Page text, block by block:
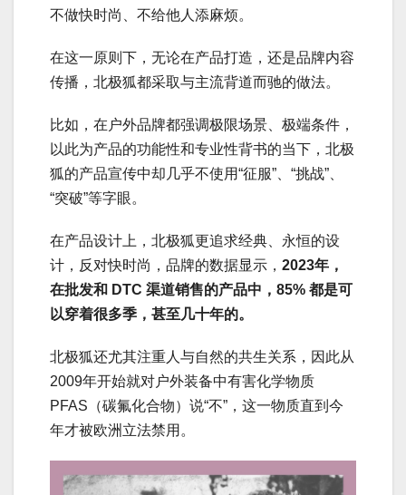
不做快时尚、不给他人添麻烦。
在这一原则下，无论在产品打造，还是品牌内容
传播，北极狐都采取与主流背道而驰的做法。
比如，在户外品牌都强调极限场景、极端条件，
以此为产品的功能性和专业性背书的当下，北极
狐的产品宣传中却几乎不使用“征服”、“挑战”、
“突破”等字眼。
在产品设计上，北极狐更追求经典、永恒的设
计，反对快时尚，品牌的数据显示， 2023年，
在批发和 DTC 渠道销售的产品中，85% 都是可
以穿着很多季，甚至几十年的。
北极狐还尤其注重人与自然的共生关系，因此从
2009年开始就对户外装备中有害化学物质
PFAS（碳氟化合物）说“不”，这一物质直到今
年才被欧洲立法禁用。